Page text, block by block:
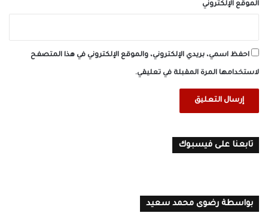
الموقع الإلكتروني
احفظ اسمي، بريدي الإلكتروني، والموقع الإلكتروني في هذا المتصفح
لاستخدامها المرة المقبلة في تعليقي.
تابعنا على فيسبوك
بواسطة رضوى محمد سعيد